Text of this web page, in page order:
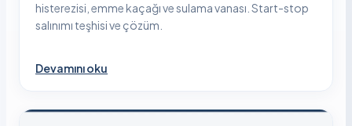
histerezisi, emme kaçağı ve sulama vanası. Start-stop
salınımı teşhisi ve çözüm.
Devamını oku